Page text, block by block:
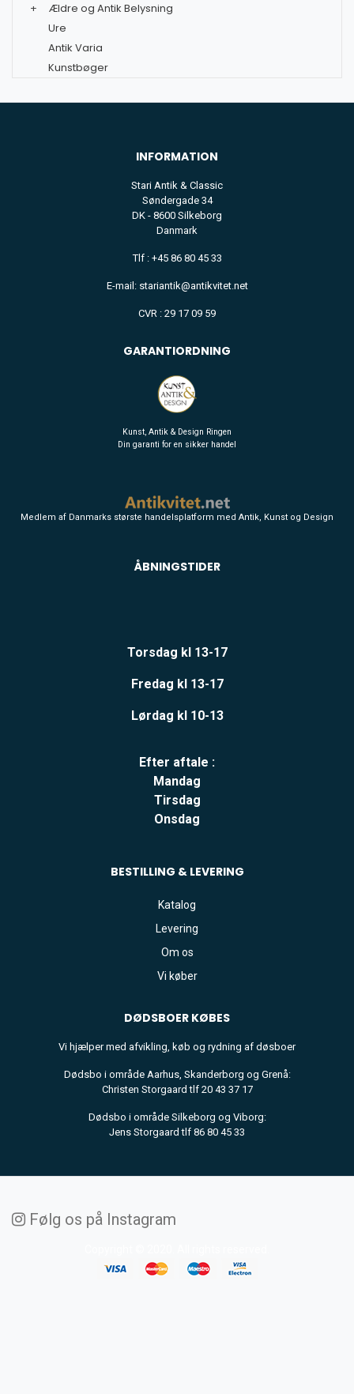
+
Ældre og Antik Belysning
Ure
Antik Varia
Kunstbøger
INFORMATION
Stari Antik & Classic
Søndergade 34
DK - 8600 Silkeborg
Danmark
Tlf : +45 86 80 45 33
E-mail: stariantik@antikvitet.net
CVR : 29 17 09 59
GARANTIORDNING
Kunst, Antik & Design Ringen
Din garanti for en sikker handel
Medlem af Danmarks største handelsplatform med Antik, Kunst og Design
ÅBNINGSTIDER
Torsdag kl 13-17
Fredag kl 13-17
Lørdag kl 10-13
Efter aftale :
Mandag
Tirsdag
Onsdag
BESTILLING & LEVERING
Katalog
Levering
Om os
Vi køber
DØDSBOER KØBES
Vi hjælper med afvikling, køb og rydning af døsboer
Dødsbo i område Aarhus, Skanderborg og Grenå:
Christen Storgaard tlf 20 43 37 17
Dødsbo i område Silkeborg og Viborg:
Jens Storgaard tlf 86 80 45 33
Følg os på Instagram